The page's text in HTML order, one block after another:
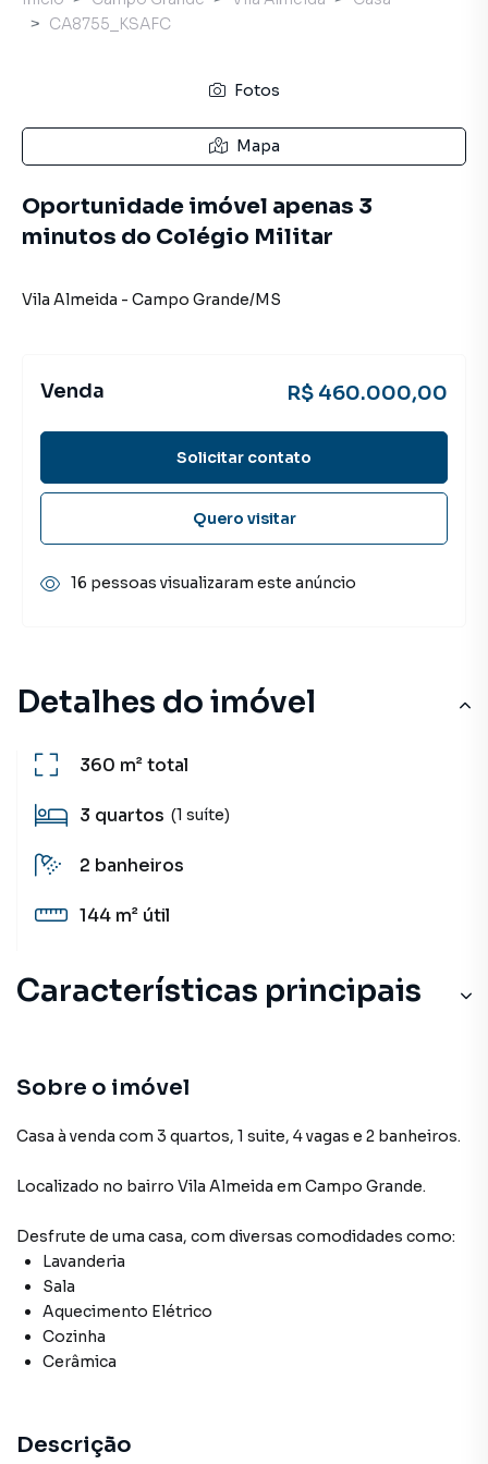
Detalhes do imóvel
360 m²total
3 quartos (1 suíte)
2 banheiros
144 m² útil
Características principais
Sobre o imóvel
Casa à venda com 3 quartos, 1 suite, 4 vagas e 2 banheiros.
Localizado no bairro Vila Almeida em Campo Grande.
Desfrute de uma casa, com diversas comodidades como:
Lavanderia
Sala
Aquecimento Elétrico
Cozinha
Cerâmica
Descrição
CA8755_KSAFC
Fotos
Mapa
Oportunidade imóvel apenas 3
minutos do Colégio Militar
Vila Almeida - Campo Grande/MS
Venda R$ 460.000,00
Solicitar contato
Quero visitar
16 pessoas visualizaram este anúncio